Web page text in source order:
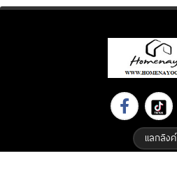
ดีไซน์ใหม่จาก AP Thai ใกล้
แลกลิงค์